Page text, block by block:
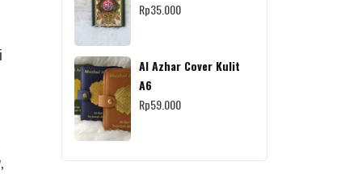
Rp35.000
Al Azhar Cover Kulit
A6
Rp59.000